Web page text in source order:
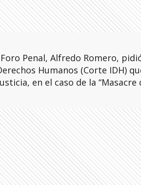
Penal, Alfredo Romero,
Humanos (Corte IDH)
en el caso de la “Masacre